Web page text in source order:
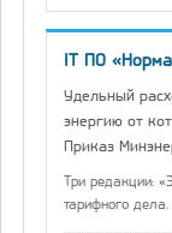
IT ПО
Удельный
энергию от
Приказ
Три редакции:
тарифного дела.